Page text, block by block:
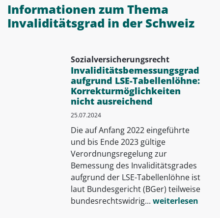
Informationen zum Thema
Invaliditätsgrad in der Schweiz
Sozialversicherungsrecht
Invaliditätsbemessungsgrad
aufgrund LSE-Tabellenlöhne:
Korrekturmöglichkeiten
nicht ausreichend
25.07.2024
Die auf Anfang 2022 eingeführte
und bis Ende 2023 gültige
Verordnungsregelung zur
Bemessung des Invaliditätsgrades
aufgrund der LSE-Tabellenlöhne ist
laut Bundesgericht (BGer) teilweise
bundesrechtswidrig... weiterlesen